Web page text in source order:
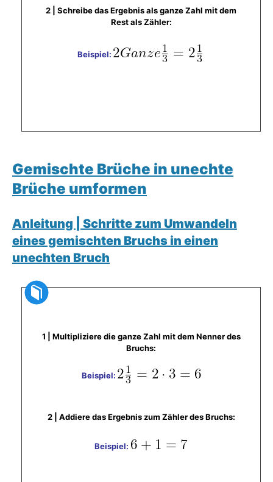
​2 | Schreibe das Ergebnis als ganze Zahl mit dem
Rest als Zähler:
Beispiel:
Gemischte Brüche in unechte
Brüche umformen
Anleitung | Schritte zum Umwandeln
eines gemischten Bruchs in einen
unechten Bruch
1 | Multipliziere die ganze Zahl mit dem Nenner des
Bruchs:
Beispiel:
​2 | Addiere das Ergebnis zum Zähler des Bruchs:
Beispiel: